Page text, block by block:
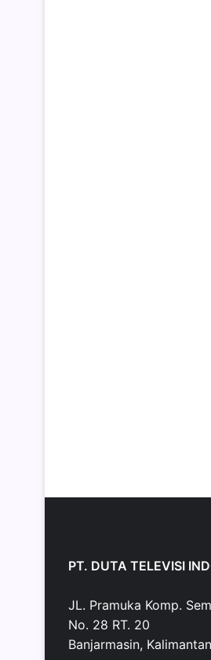
PT. DUTA TELEVISI
JL. Pramuka Komp.
No. 28 RT. 20
Banjarmasin,